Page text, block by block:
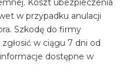
Koszt ubezpieczenia
w przypadku anulacji
Szkodę do firmy
w ciągu 7 dni od
dostępne w